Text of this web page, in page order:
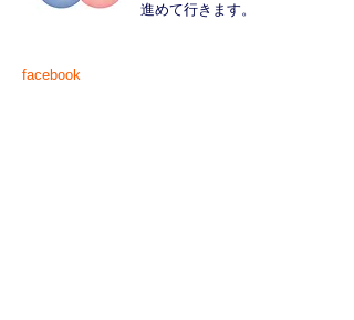
進めて行きます。
facebook